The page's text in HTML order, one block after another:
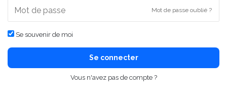
Mot de passe oublié ?
Se souvenir de moi
Se connecter
Vous n'avez pas de compte ?